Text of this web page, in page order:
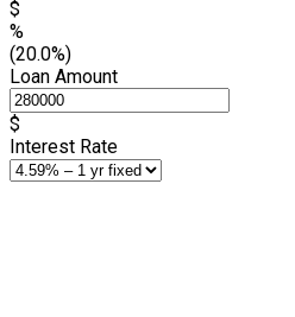
$
%
(20.0%)
Loan Amount
$
Interest Rate